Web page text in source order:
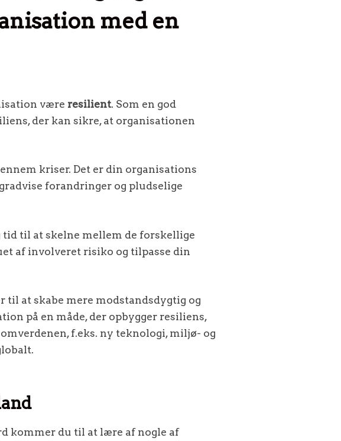
med en
være resilient. Som en god
der kan sikre, at organisationen
kriser. Det er din organisations
forandringer og pludselige
til at skelne mellem de forskellige
af involveret risiko og tilpasse din
til at skabe mere modstandsdygtig og
på en måde, der opbygger resiliens,
f.eks. ny teknologi, miljø- og
kommer du til at lære af nogle af